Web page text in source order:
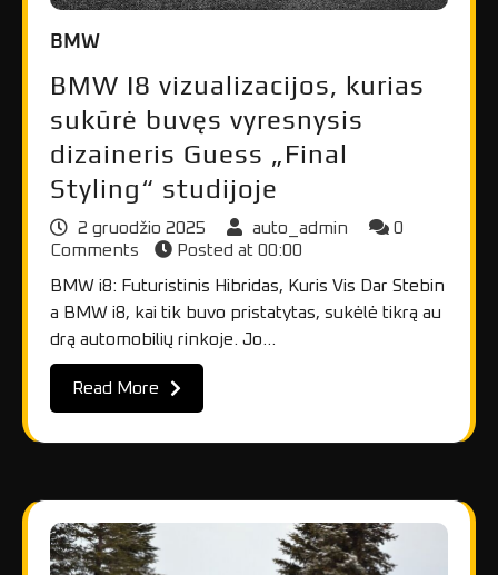
BMW
BMW I8 vizualizacijos, kurias
sukūrė buvęs vyresnysis
dizaineris Guess „Final
Styling“ studijoje
2 gruodžio 2025 auto_admin
0
Comments
Posted at 00:00
BMW i8: Futuristinis Hibridas, Kuris Vis Dar Stebin
a BMW i8, kai tik buvo pristatytas, sukėlė tikrą au
drą automobilių rinkoje. Jo…
Read More